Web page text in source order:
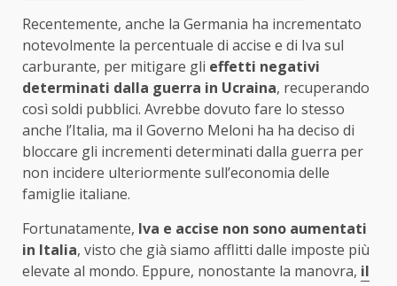
Recentemente, anche la Germania ha incrementato
notevolmente la percentuale di accise e di Iva sul
carburante, per mitigare gli effetti negativi
determinati dalla guerra in Ucraina, recuperando
così soldi pubblici. Avrebbe dovuto fare lo stesso
anche l’Italia, ma il Governo Meloni ha ha deciso di
bloccare gli incrementi determinati dalla guerra per
non incidere ulteriormente sull’economia delle
famiglie italiane.
Fortunatamente, Iva e accise non sono aumentati
in Italia, visto che già siamo afflitti dalle imposte più
elevate al mondo. Eppure, nonostante la manovra, il